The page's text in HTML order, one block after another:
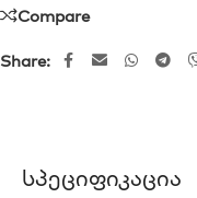
Compare
Share:
Სპეციფიკაცია